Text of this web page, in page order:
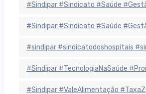
#Sindipar #Sindicato #Saúde
#Sindipar #Sindicato #Saúde
#sindipar #sindicatodoshospitais
#Sindipar #TecnologiaNaSaúde
#Sindipar #ValeAlimentação